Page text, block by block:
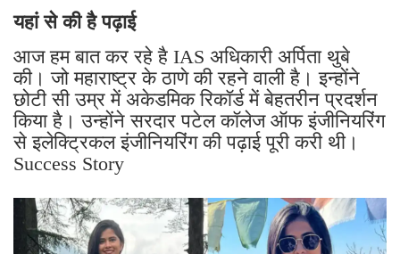
यहां से की है पढ़ाई
आज हम बात कर रहे है IAS अधिकारी अर्पिता थुबे
की। जो महाराष्ट्र के ठाणे की रहने वाली है। इन्होंने
छोटी सी उम्र में अकेडमिक रिकॉर्ड में बेहतरीन प्रदर्शन
किया है। उन्होंने सरदार पटेल कॉलेज ऑफ इंजीनियरिंग
से इलेक्ट्रिकल इंजीनियरिंग की पढ़ाई पूरी करी थी।
Success Story